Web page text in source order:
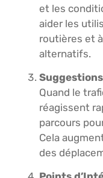
et les
aider les
routières et
alternatifs.
Quand le
réagissent
parcours
Cela
des